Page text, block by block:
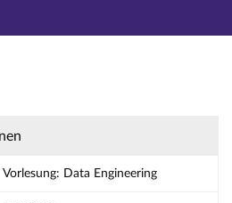
- Details
Vorlesung: Data Engineering